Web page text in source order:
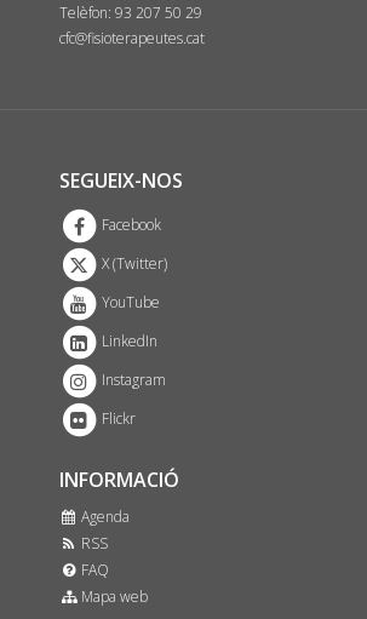
Telèfon: 93 207 50 29
cfc@fisioterapeutes.cat
SEGUEIX-NOS
Facebook
X (Twitter)
YouTube
LinkedIn
Instagram
Flickr
INFORMACIÓ
Agenda
RSS
FAQ
Mapa web